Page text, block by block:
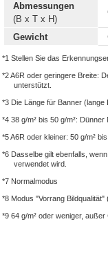
Abmessungen
(B x T x H)
Gewicht
*1 Stellen Sie das
*2 A6R oder geringere Breite:
unterstützt.
*3 Die Länge für Banner (lange
*4 38 g/m² bis 50 g/m²:
*5 A6R oder kleiner: 50 g/m²
*6 Dasselbe gilt ebenfalls,
verwendet wird.
*7 Normalmodus
*8 Modus "Vorrang Bildqualität"
*9 64 g/m² oder weniger, außer